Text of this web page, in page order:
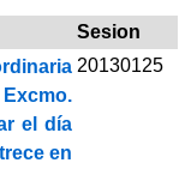
Sesion
el día
en
20130125